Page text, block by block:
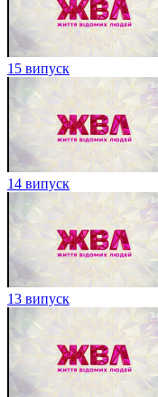
15 випуск
14 випуск
13 випуск